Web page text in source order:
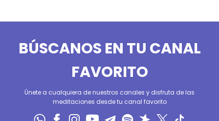
BÚSCANOS EN TU CANAL
FAVORITO
Únete a cualquiera de nuestros canales y disfruta de las
meditaciones desde tu canal favorito